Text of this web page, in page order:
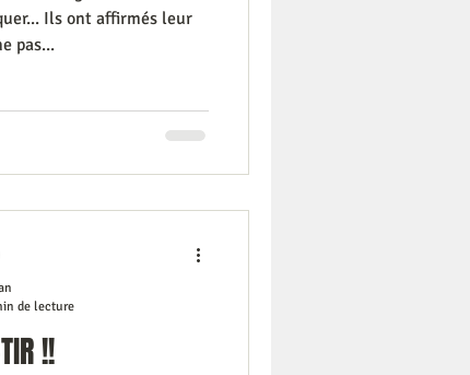
Ils ont affirmés leur
pas...
!!
de lecture